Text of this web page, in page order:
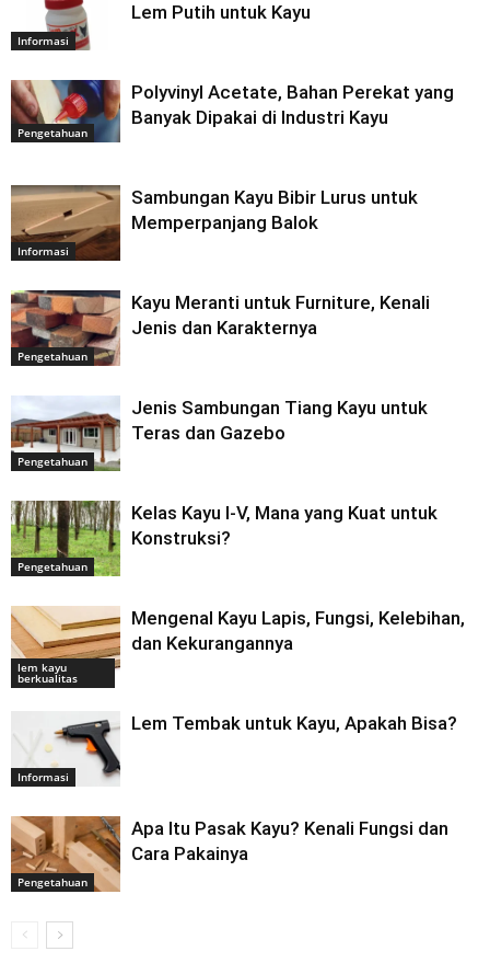
Informasi
Lem Putih untuk Kayu
Pengetahuan
Polyvinyl Acetate, Bahan Perekat yang
Banyak Dipakai di Industri Kayu
Informasi
Sambungan Kayu Bibir Lurus untuk
Memperpanjang Balok
Pengetahuan
Kayu Meranti untuk Furniture, Kenali
Jenis dan Karakternya
Pengetahuan
Jenis Sambungan Tiang Kayu untuk
Teras dan Gazebo
Pengetahuan
Kelas Kayu I-V, Mana yang Kuat untuk
Konstruksi?
lem kayu
berkualitas
Mengenal Kayu Lapis, Fungsi, Kelebihan,
dan Kekurangannya
Informasi
Lem Tembak untuk Kayu, Apakah Bisa?
Pengetahuan
Apa Itu Pasak Kayu? Kenali Fungsi dan
Cara Pakainya